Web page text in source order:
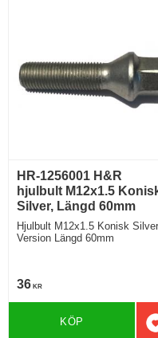
HR-1256001 H&R
hjulbult M12x1.5
Silver, Längd 60mm
Hjulbult M12x1.5 Konisk Silver
Version Längd 60mm
36 KR
KÖP